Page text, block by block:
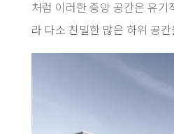
처럼 이러한 중앙 공간은 유기
라 다소 친밀한 많은 하위 공간